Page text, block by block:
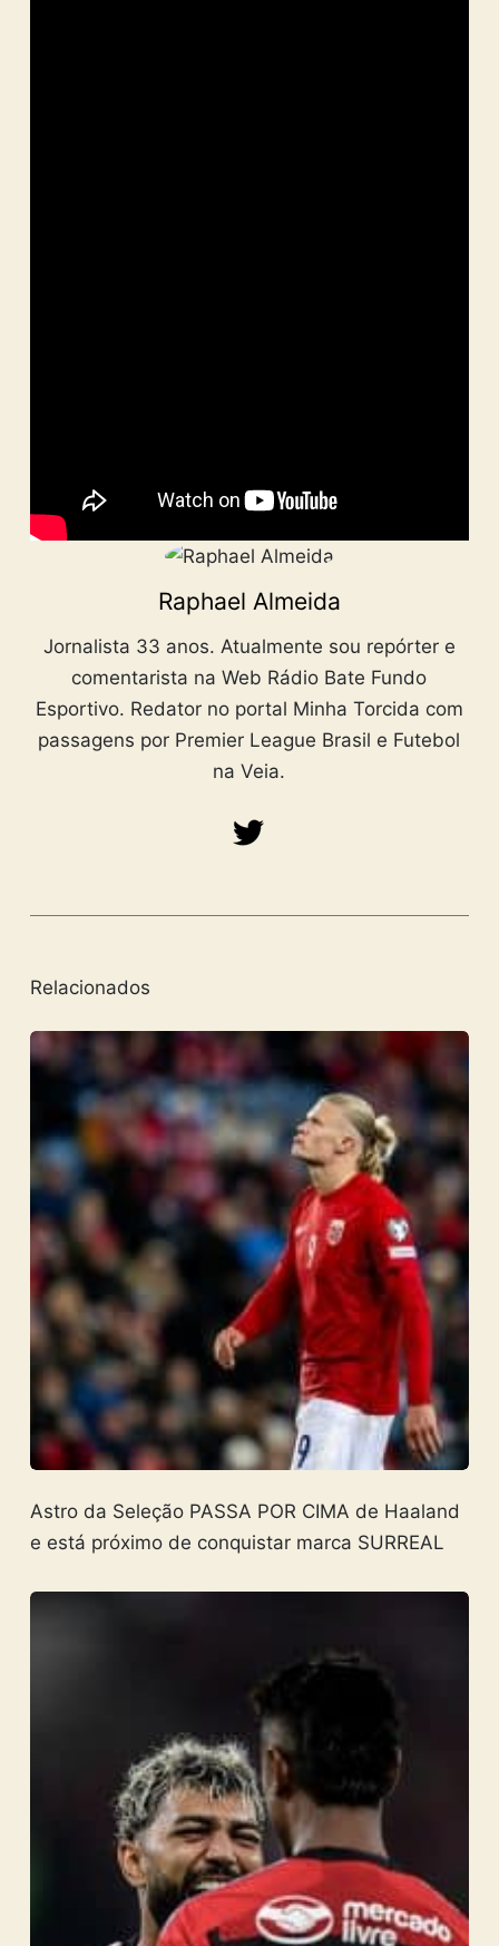
Raphael Almeida
Jornalista 33 anos. Atualmente sou repórter e
comentarista na Web Rádio Bate Fundo
Esportivo. Redator no portal Minha Torcida com
passagens por Premier League Brasil e Futebol
na Veia.
Relacionados
Astro da Seleção PASSA POR CIMA de Haaland
e está próximo de conquistar marca SURREAL